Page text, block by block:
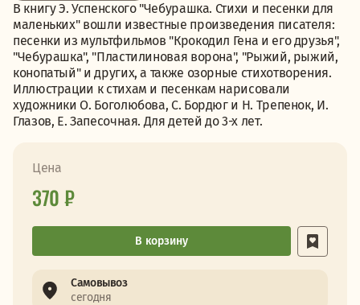
В книгу Э. Успенского "Чебурашка. Стихи и песенки для
маленьких" вошли известные произведения писателя:
песенки из мультфильмов "Крокодил Гена и его друзья",
"Чебурашка", "Пластилиновая ворона", "Рыжий, рыжий,
конопатый" и других, а также озорные стихотворения.
Иллюстрации к стихам и песенкам нарисовали
художники О. Боголюбова, С. Бордюг и Н. Трепенок, И.
Глазов, Е. Запесочная. Для детей до 3-х лет.
Цена
370 ₽
В корзину
Самовывоз
сегодня